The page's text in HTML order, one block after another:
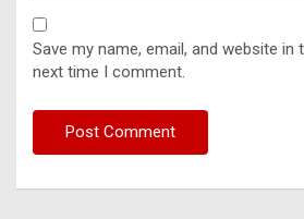
Save my name, email, and website
next time I comment.